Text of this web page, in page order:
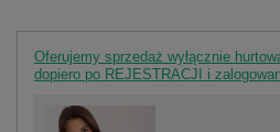
Oferujemy sprzedaż wyłącznie
dopiero po REJESTRACJI i